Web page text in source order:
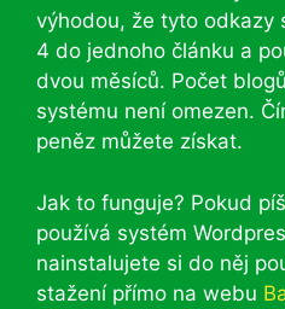
výhodou, že tyto odkazy
4 do jednoho článku a
dvou měsíců. Počet
systému není omezen.
peněz můžete získat.
Jak to funguje? Pokud
používá systém
nainstalujete si do něj
stažení přímo na webu